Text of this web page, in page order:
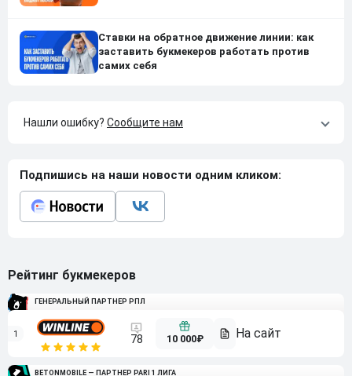
Ставки на обратное движение линии: как
заставить букмекеров работать против
самих себя
Нашли ошибку? Сообщите нам
Подпишись на наши новости одним кликом:
Рейтинг букмекеров
ГЕНЕРАЛЬНЫЙ ПАРТНЕР РПЛ
1 78 10 000₽
BETONMOBILE — ПАРТНЕР PARI 1 ЛИГА